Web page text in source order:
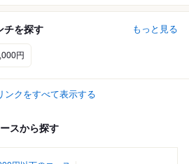
チを探す もっと見る
円
ンクをすべて表示する
スから探す